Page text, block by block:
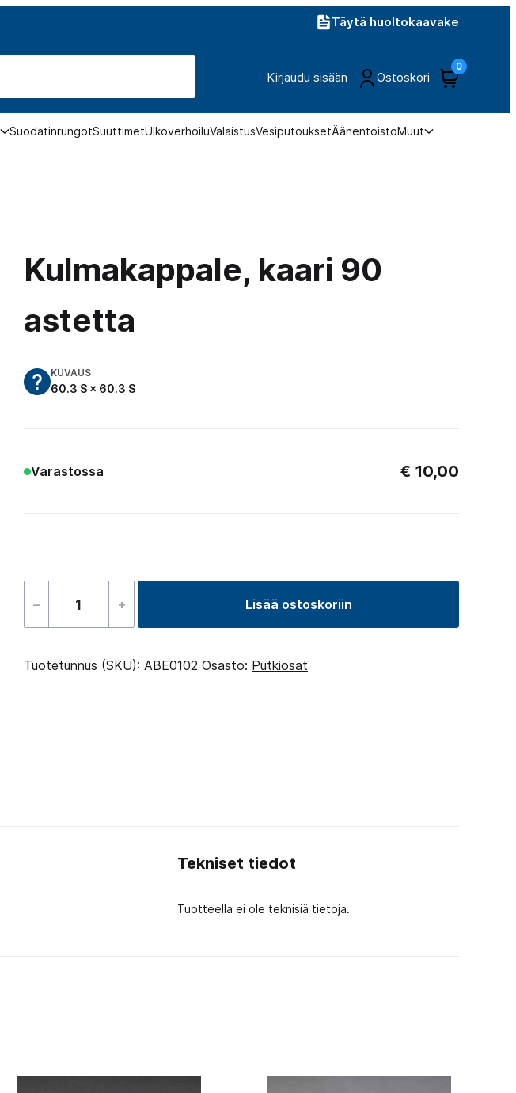
Täytä huoltokaavake
Kirjaudu sisään Ostoskori
0
SuodatinrungotSuuttimetUlkoverhoiluValaistusVesiputouksetÄänentoistoMuut
Kulmakappale, kaari 90
astetta
KUVAUS
60.3 S × 60.3 S
Varastossa € 10,00
–
Kulmakappale,
90
+ Lisää ostoskoriin
Tuotetunnus (SKU): ABE0102 Osasto: Putkiosat
Tekniset tiedot
Tuotteella ei ole teknisiä tietoja.